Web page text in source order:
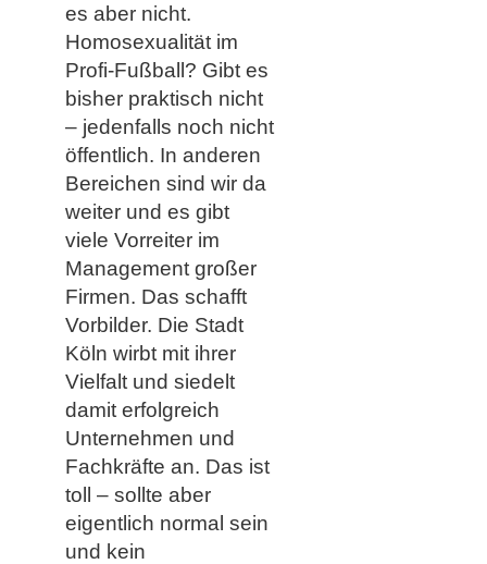
es aber nicht.
Homosexualität im
Profi-Fußball? Gibt es
bisher praktisch nicht
– jedenfalls noch nicht
öffentlich. In anderen
Bereichen sind wir da
weiter und es gibt
viele Vorreiter im
Management großer
Firmen. Das schafft
Vorbilder. Die Stadt
Köln wirbt mit ihrer
Vielfalt und siedelt
damit erfolgreich
Unternehmen und
Fachkräfte an. Das ist
toll – sollte aber
eigentlich normal sein
und kein